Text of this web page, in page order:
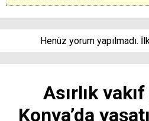
Henüz yorum yapılmadı.
Asırlık
Konya’da